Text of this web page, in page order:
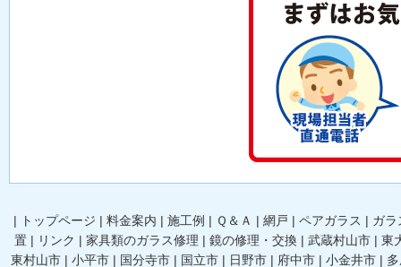
| トップページ | 料金案内 | 施工例 | Ｑ＆Ａ | 網戸 | ペアガラス | ガラ
置 | リンク | 家具類のガラス修理 | 鏡の修理・交換 | 武蔵村山市 | 東
東村山市 | 小平市 | 国分寺市 | 国立市 | 日野市 | 府中市 | 小金井市 |